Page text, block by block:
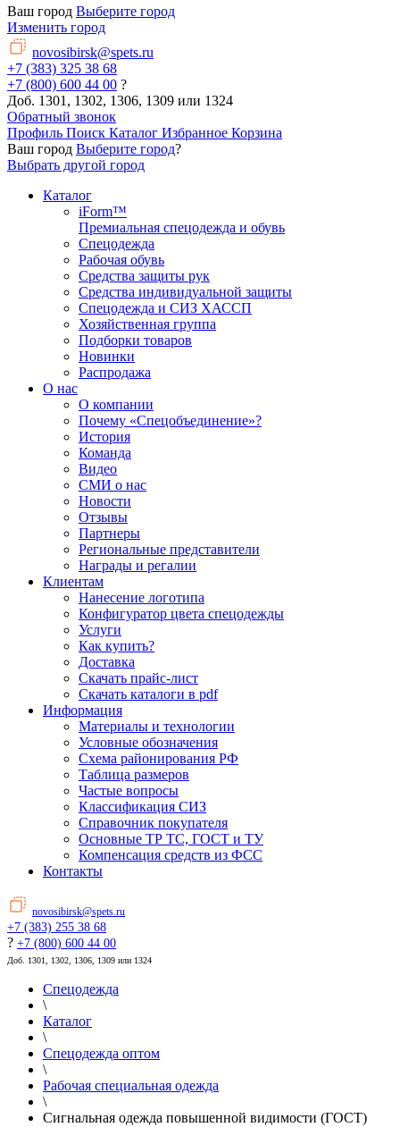
Ваш город Выберите город
Изменить город
novosibirsk@spets.ru
+7 (383) 325 38 68
+7 (800) 600 44 00 ?
Доб. 1301, 1302, 1306, 1309 или 1324
Обратный звонок
Профиль Поиск Каталог Избранное Корзина
Ваш город Выберите город?
Выбрать другой город
Каталог
iForm™
Премиальная спецодежда и обувь
Спецодежда
Рабочая обувь
Средства защиты рук
Средства индивидуальной защиты
Спецодежда и СИЗ ХАССП
Хозяйственная группа
Подборки товаров
Новинки
Распродажа
О нас
О компании
Почему «Спецобъединение»?
История
Команда
Видео
СМИ о нас
Новости
Отзывы
Партнеры
Региональные представители
Награды и регалии
Клиентам
Нанесение логотипа
Конфигуратор цвета спецодежды
Услуги
Как купить?
Доставка
Скачать прайс-лист
Скачать каталоги в pdf
Информация
Материалы и технологии
Условные обозначения
Схема районирования РФ
Таблица размеров
Частые вопросы
Классификация СИЗ
Справочник покупателя
Основные ТР ТС, ГОСТ и ТУ
Компенсация средств из ФСС
Контакты
novosibirsk@spets.ru
+7 (383) 255 38 68
? +7 (800) 600 44 00
Доб. 1301, 1302, 1306, 1309 или 1324
Спецодежда
\
Каталог
\
Спецодежда оптом
\
Рабочая специальная одежда
\
Сигнальная одежда повышенной видимости (ГОСТ)